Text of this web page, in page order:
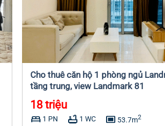
Cho thuê căn hộ 1 phòng ngủ
tầng trung, view Landmark 81
18 triệu
bed 1 PN bathtub 1 WC capture 53.7m2